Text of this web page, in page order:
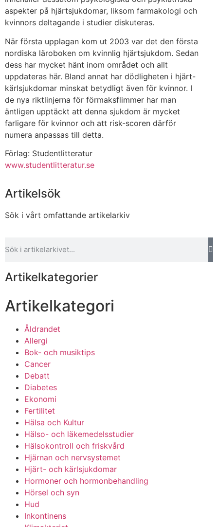
aspekter på hjärtsjukdomar, liksom farmakologi och
kvinnors deltagande i studier diskuteras.
När första upplagan kom ut 2003 var det den första
nordiska läroboken om kvinnlig hjärtsjukdom. Sedan
dess har mycket hänt inom området och allt
uppdateras här. Bland annat har dödligheten i hjärt-
kärlsjukdomar minskat betydligt även för kvinnor. I
de nya riktlinjerna för förmaksflimmer har man
äntligen upptäckt att denna sjukdom är mycket
farligare för kvinnor och att risk-scoren därför
numera anpassas till detta.
Förlag: Studentlitteratur
www.studentlitteratur.se
Artikelsök
Sök i vårt omfattande artikelarkiv
Artikelkategorier
Artikelkategori
Åldrandet
Allergi
Bok- och musiktips
Cancer
Debatt
Diabetes
Ekonomi
Fertilitet
Hälsa och Kultur
Hälso- och läkemedelsstudier
Hälsokontroll och friskvård
Hjärnan och nervsystemet
Hjärt- och kärlsjukdomar
Hormoner och hormonbehandling
Hörsel och syn
Hud
Inkontinens